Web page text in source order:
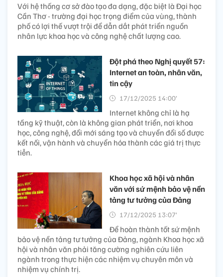
Với hệ thống cơ sở đào tạo đa dạng, đặc biệt là Đại học
Cần Thơ - trường đại học trọng điểm của vùng, thành
phố có lợi thế vượt trội để dẫn dắt phát triển nguồn
nhân lực khoa học và công nghệ chất lượng cao.
Đột phá theo Nghị quyết 57:
Internet an toàn, nhân văn,
tin cậy
17/12/2025 14:00’
Internet không chỉ là hạ
tầng kỹ thuật, còn là không gian phát triển, nơi khoa
học, công nghệ, đổi mới sáng tạo và chuyển đổi số được
kết nối, vận hành và chuyển hóa thành các giá trị thực
tiễn.
Khoa học xã hội và nhân
văn với sứ mệnh bảo vệ nền
tảng tư tưởng của Đảng
17/12/2025 13:07’
Để hoàn thành tốt sứ mệnh
bảo vệ nền tảng tư tưởng của Đảng, ngành Khoa học xã
hội và nhân văn phải tăng cường nghiên cứu liên
ngành trong thực hiện các nhiệm vụ chuyên môn và
nhiệm vụ chính trị.